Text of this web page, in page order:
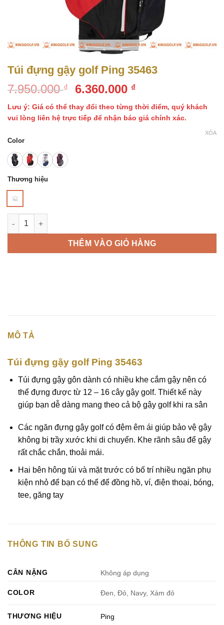
Túi đựng gậy golf Ping 35463
7.950.000₫
Giá
gốc
là:
7.950.000 ₫.
6.360.000 ₫Giá
hiện
tại
là:
Lưu ý: Giá có thể thay đổi theo từng thời điểm, quý khách
vui lòng liên hệ trực tiếp để nhận báo giá chính xác.
Color
Thương hiệu
XÓA
Túi đựng gậy golf Ping 35463 số lượng
THÊM VÀO GIỎ HÀNG
MÔ TẢ
Túi đựng gậy golf Ping 35463
Túi đựng gậy gôn dành có nhiều khe cắm gậy nên có
thể đựng được từ 12 – 16 cây gậy golf. Thiết kế này
giúp bạn dễ dàng mang theo cả bộ gậy golf khi ra sân
Các ngăn đựng gậy golf có đệm êm ái giúp bảo vệ gậy
không bị trầy xước khi di chuyển. Khe rãnh sâu để gậy
rất chắc chắn, thoải mái.
Hai bên hông túi và mặt trước có bố trí nhiều ngăn phụ
kiện nhỏ để bạn có thể để đồng hồ, ví, điện thoại, bóng,
tee, găng tay
THÔNG TIN BỔ SUNG
CÂN NẶNG Không áp dụng
COLOR Đen, Đỏ, Navy, Xám đỏ
THƯƠNG HIỆU Ping